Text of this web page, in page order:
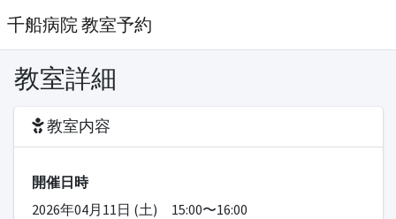
千船病院 教室予約
教室詳細
教室内容
開催日時
2026年04月11日 (土) 15:00〜16:00